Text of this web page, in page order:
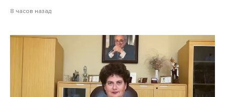
8 часов назад